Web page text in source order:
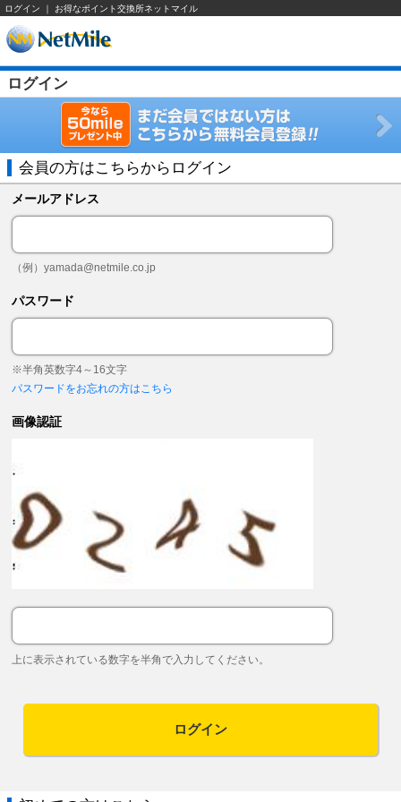
ログイン ｜ お得なポイント交換所ネットマイル
ログイン
会員の方はこちらからログイン
メールアドレス
（例）yamada@netmile.co.jp
パスワード
※半角英数字4～16文字
パスワードをお忘れの方はこちら
画像認証
上に表示されている数字を半角で入力してください。